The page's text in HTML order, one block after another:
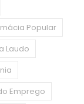
Popular
Laudo
Emprego